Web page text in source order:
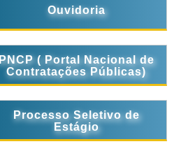
Ouvidoria
PNCP ( Portal Nacional de
Contratações Públicas)
Processo Seletivo de
Estágio